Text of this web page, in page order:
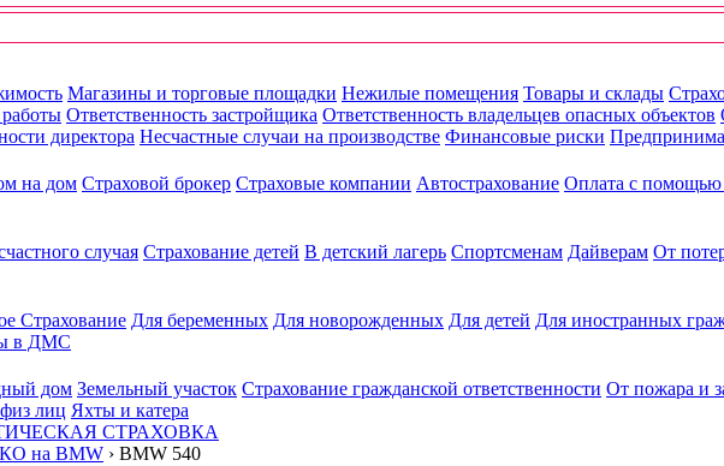
Магазины и торговые площадки Нежилые помещения Товары и склады
Ответственность застройщика Ответственность владельцев опасных объектов
директора Несчастные случаи на производстве Финансовые риски
на дом Страховой брокер Страховые компании Автострахование Оплата с
случая Страхование детей В детский лагерь Спортсменам Дайверам От
Страхование Для беременных Для новорожденных Для детей Для иностранных
в ДМС
дом Земельный участок Страхование гражданской ответственности От пожара и
лиц Яхты и катера
СТРАХОВКА
на BMW › BMW 540